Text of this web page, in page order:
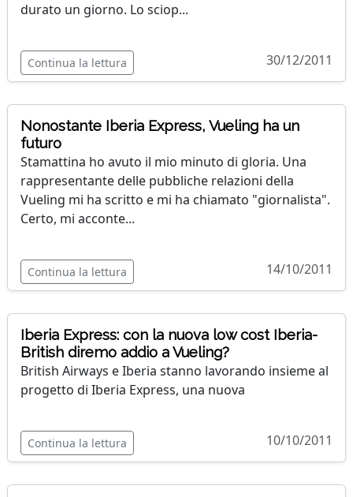
durato un giorno. Lo sciop...
Continua la lettura 30/12/2011
Nonostante Iberia Express, Vueling ha un
futuro
Stamattina ho avuto il mio minuto di gloria. Una
rappresentante delle pubbliche relazioni della
Vueling mi ha scritto e mi ha chiamato "giornalista".
Certo, mi acconte...
Continua la lettura 14/10/2011
Iberia Express: con la nuova low cost Iberia-
British diremo addio a Vueling?
British Airways e Iberia stanno lavorando insieme al
progetto di Iberia Express, una nuova
Continua la lettura 10/10/2011